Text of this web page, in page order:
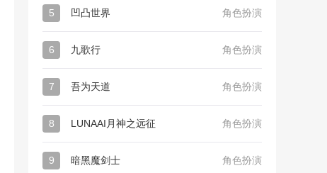
5 凹凸世界 角色扮演
6 九歌行 角色扮演
7 吾为天道 角色扮演
8 LUNAAI月神之远征 角色扮演
9 暗黑魔剑士 角色扮演